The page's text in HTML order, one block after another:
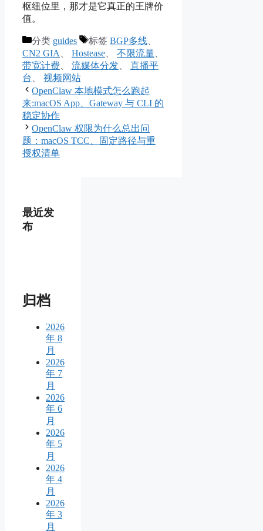
枢纽位里，那才是它真正的王牌价
值。
分类 guides 标签 BGP多线
CN2 GIA
Hostease 不限流量
带宽计费
流媒体分发
直播平
台
视频网站
OpenClaw 本地模式怎么跑起
来:macOS App、Gateway 与 CLI 的
稳定协作
OpenClaw 权限为什么总出问
题：macOS TCC、固定路径与重
授权清单
最近发
布
归档
2026
年 8
月
2026
年 7
月
2026
年 6
月
2026
年 5
月
2026
年 4
月
2026
年 3
月